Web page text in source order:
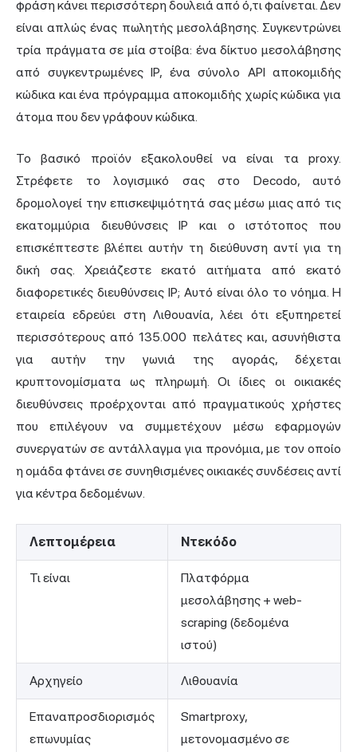
φράση κάνει περισσότερη δουλειά από ό,τι φαίνεται. Δεν
είναι απλώς ένας πωλητής μεσολάβησης. Συγκεντρώνει
τρία πράγματα σε μία στοίβα: ένα δίκτυο μεσολάβησης
από συγκεντρωμένες IP, ένα σύνολο API αποκομιδής
κώδικα και ένα πρόγραμμα αποκομιδής χωρίς κώδικα για
άτομα που δεν γράφουν κώδικα.
Το βασικό προϊόν εξακολουθεί να είναι τα proxy.
Στρέφετε το λογισμικό σας στο Decodo, αυτό
δρομολογεί την επισκεψιμότητά σας μέσω μιας από τις
εκατομμύρια διευθύνσεις IP και ο ιστότοπος που
επισκέπτεστε βλέπει αυτήν τη διεύθυνση αντί για τη
δική σας. Χρειάζεστε εκατό αιτήματα από εκατό
διαφορετικές διευθύνσεις IP; Αυτό είναι όλο το νόημα. Η
εταιρεία εδρεύει στη Λιθουανία, λέει ότι εξυπηρετεί
περισσότερους από 135.000 πελάτες και, ασυνήθιστα
για αυτήν την γωνιά της αγοράς, δέχεται
κρυπτονομίσματα ως πληρωμή. Οι ίδιες οι οικιακές
διευθύνσεις προέρχονται από πραγματικούς χρήστες
που επιλέγουν να συμμετέχουν μέσω εφαρμογών
συνεργατών σε αντάλλαγμα για προνόμια, με τον οποίο
η ομάδα φτάνει σε συνηθισμένες οικιακές συνδέσεις αντί
για κέντρα δεδομένων.
Λεπτομέρεια Ντεκόδο
Τι είναι
Πλατφόρμα
μεσολάβησης + web-
scraping (δεδομένα
ιστού)
Αρχηγείο Λιθουανία
Επαναπροσδιορισμός
επωνυμίας
Smartproxy,
μετονομασμένο σε